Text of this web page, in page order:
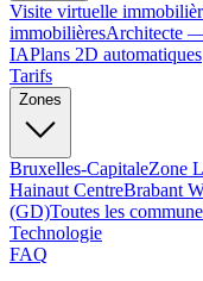
Visite virtuelle
immobilièresArchitecte
IAPlans 2D automatiques
Tarifs
Zones
Bruxelles-CapitaleZone
Hainaut CentreBrabant
(GD)Toutes les
Technologie
FAQ